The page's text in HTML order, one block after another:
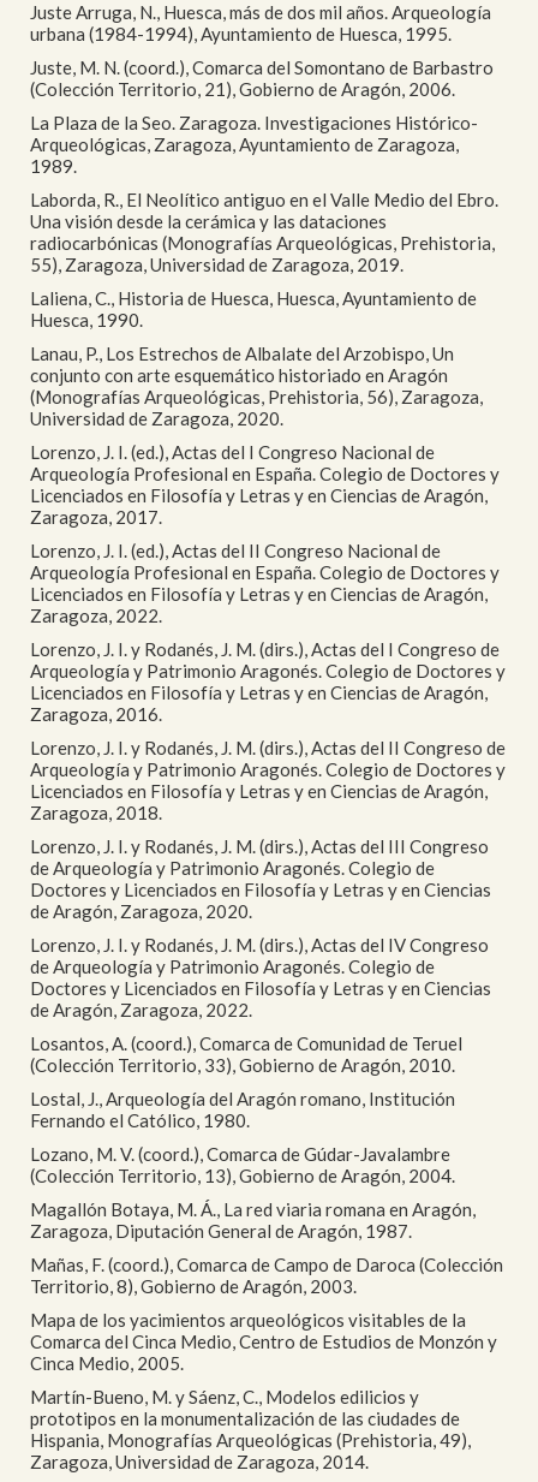
Juste Arruga, N., Huesca, más de dos mil años. Arqueología
urbana (1984-1994), Ayuntamiento de Huesca, 1995.
Juste, M. N. (coord.), Comarca del Somontano de Barbastro
(Colección Territorio, 21), Gobierno de Aragón, 2006.
La Plaza de la Seo. Zaragoza. Investigaciones Histórico-
Arqueológicas, Zaragoza, Ayuntamiento de Zaragoza,
1989.
Laborda, R., El Neolítico antiguo en el Valle Medio del Ebro.
Una visión desde la cerámica y las dataciones
radiocarbónicas (Monografías Arqueológicas, Prehistoria,
55), Zaragoza, Universidad de Zaragoza, 2019.
Laliena, C., Historia de Huesca, Huesca, Ayuntamiento de
Huesca, 1990.
Lanau, P., Los Estrechos de Albalate del Arzobispo, Un
conjunto con arte esquemático historiado en Aragón
(Monografías Arqueológicas, Prehistoria, 56), Zaragoza,
Universidad de Zaragoza, 2020.
Lorenzo, J. I. (ed.), Actas del I Congreso Nacional de
Arqueología Profesional en España. Colegio de Doctores y
Licenciados en Filosofía y Letras y en Ciencias de Aragón,
Zaragoza, 2017.
Lorenzo, J. I. (ed.), Actas del II Congreso Nacional de
Arqueología Profesional en España. Colegio de Doctores y
Licenciados en Filosofía y Letras y en Ciencias de Aragón,
Zaragoza, 2022.
Lorenzo, J. I. y Rodanés, J. M. (dirs.), Actas del I Congreso de
Arqueología y Patrimonio Aragonés. Colegio de Doctores y
Licenciados en Filosofía y Letras y en Ciencias de Aragón,
Zaragoza, 2016.
Lorenzo, J. I. y Rodanés, J. M. (dirs.), Actas del II Congreso de
Arqueología y Patrimonio Aragonés. Colegio de Doctores y
Licenciados en Filosofía y Letras y en Ciencias de Aragón,
Zaragoza, 2018.
Lorenzo, J. I. y Rodanés, J. M. (dirs.), Actas del III Congreso
de Arqueología y Patrimonio Aragonés. Colegio de
Doctores y Licenciados en Filosofía y Letras y en Ciencias
de Aragón, Zaragoza, 2020.
Lorenzo, J. I. y Rodanés, J. M. (dirs.), Actas del IV Congreso
de Arqueología y Patrimonio Aragonés. Colegio de
Doctores y Licenciados en Filosofía y Letras y en Ciencias
de Aragón, Zaragoza, 2022.
Losantos, A. (coord.), Comarca de Comunidad de Teruel
(Colección Territorio, 33), Gobierno de Aragón, 2010.
Lostal, J., Arqueología del Aragón romano, Institución
Fernando el Católico, 1980.
Lozano, M. V. (coord.), Comarca de Gúdar-Javalambre
(Colección Territorio, 13), Gobierno de Aragón, 2004.
Magallón Botaya, M. Á., La red viaria romana en Aragón,
Zaragoza, Diputación General de Aragón, 1987.
Mañas, F. (coord.), Comarca de Campo de Daroca (Colección
Territorio, 8), Gobierno de Aragón, 2003.
Mapa de los yacimientos arqueológicos visitables de la
Comarca del Cinca Medio, Centro de Estudios de Monzón y
Cinca Medio, 2005.
Martín-Bueno, M. y Sáenz, C., Modelos edilicios y
prototipos en la monumentalización de las ciudades de
Hispania, Monografías Arqueológicas (Prehistoria, 49),
Zaragoza, Universidad de Zaragoza, 2014.